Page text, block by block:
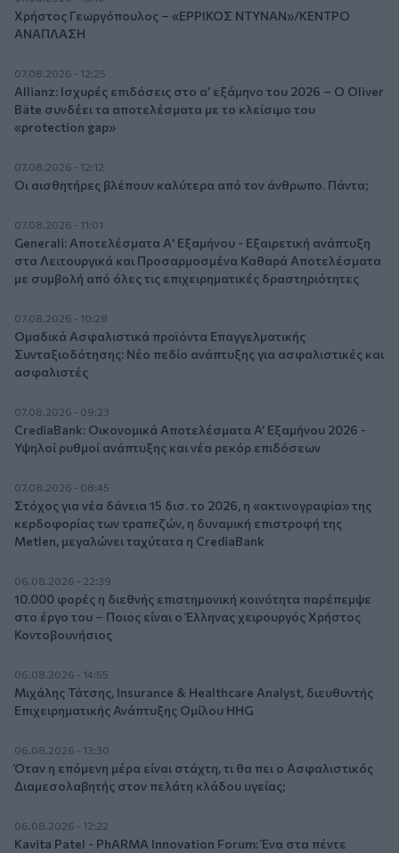
Χρήστος Γεωργόπουλος – «ΕΡΡΙΚΟΣ ΝΤΥΝΑΝ»/ΚΕΝΤΡΟ
ΑΝΑΠΛΑΣΗ
07.08.2026 - 12:25
Allianz: Ισχυρές επιδόσεις στο α’ εξάμηνο του 2026 – Ο Oliver
Bäte συνδέει τα αποτελέσματα με το κλείσιμο του
«protection gap»
07.08.2026 - 12:12
Οι αισθητήρες βλέπουν καλύτερα από τον άνθρωπο. Πάντα;
07.08.2026 - 11:01
Generali: Αποτελέσματα Α' Εξαμήνου - Εξαιρετική ανάπτυξη
στα Λειτουργικά και Προσαρμοσμένα Καθαρά Αποτελέσματα
με συμβολή από όλες τις επιχειρηματικές δραστηριότητες
07.08.2026 - 10:28
Ομαδικά Ασφαλιστικά προϊόντα Επαγγελματικής
Συνταξιοδότησης: Νέο πεδίο ανάπτυξης για ασφαλιστικές και
ασφαλιστές
07.08.2026 - 09:23
CrediaBank: Οικονομικά Αποτελέσματα A’ Εξαμήνου 2026 -
Υψηλοί ρυθμοί ανάπτυξης και νέα ρεκόρ επιδόσεων
07.08.2026 - 08:45
Στόχος για νέα δάνεια 15 δισ. το 2026, η «ακτινογραφία» της
κερδοφορίας των τραπεζών, η δυναμική επιστροφή της
Metlen, μεγαλώνει ταχύτατα η CrediaBank
06.08.2026 - 22:39
10.000 φορές η διεθνής επιστημονική κοινότητα παρέπεμψε
στο έργο του – Ποιος είναι ο Έλληνας χειρουργός Χρήστος
Κοντοβουνήσιος
06.08.2026 - 14:55
Μιχάλης Τάτσης, Insurance & Healthcare Analyst, διευθυντής
Επιχειρηματικής Ανάπτυξης Ομίλου HHG
06.08.2026 - 13:30
Όταν η επόμενη μέρα είναι στάχτη, τι θα πει ο Ασφαλιστικός
Διαμεσολαβητής στον πελάτη κλάδου υγείας;
06.08.2026 - 12:22
Kavita Patel - PhARMA Innovation Forum: Ένα στα πέντε